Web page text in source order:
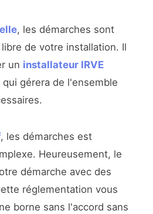
, les démarches sont
de votre installation. Il
un installateur IRVE
qui gérera de l'ensemble
, les démarches est
Heureusement, le
démarche avec des
réglementation vous
borne sans l'accord sans